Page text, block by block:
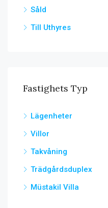
Såld
Till Uthyres
Fastighets Typ
Lägenheter
Villor
Takvåning
Trädgårdsduplex
Müstakil Villa